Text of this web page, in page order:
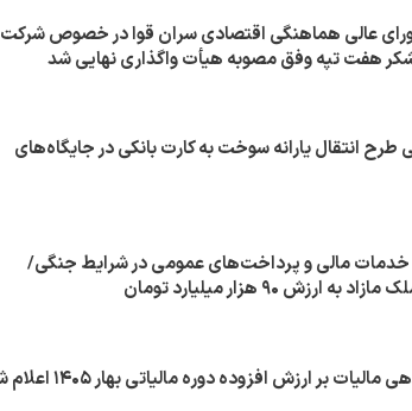
عالی هماهنگی اقتصادی سران قوا در خصوص شرکت
هفت تپه وفق مصوبه هیأت واگذاری نهایی شد
طرح انتقال یارانه سوخت به کارت بانکی در جایگاه‌های
درصدی خدمات مالی و پرداخت‌های عمومی در شرایط جنگی/
بر ارزش افزوده دوره مالیاتی بهار ۱۴۰۵ اعلام شد